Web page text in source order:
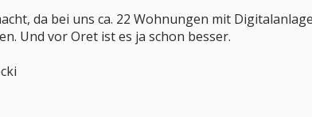
da bei uns ca. 22 Wohnungen mit
Und vor Oret ist es ja schon besser.